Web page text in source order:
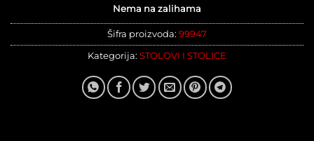
Nema na zalihama
Šifra proizvoda: 99947
Kategorija: STOLOVI I STOLICE